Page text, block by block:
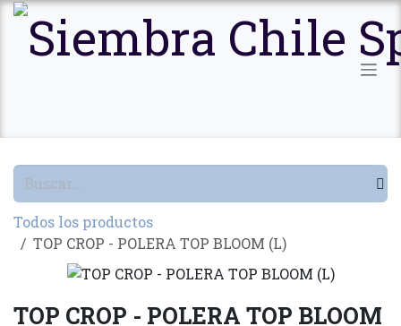
Ir al contenido
Todos los productos
TOP CROP - POLERA TOP BLOOM (L)
TOP CROP - POLERA TOP BLOOM